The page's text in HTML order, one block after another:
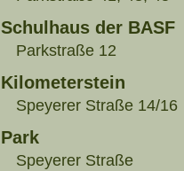
Schulhaus der BASF
Parkstraße 12
Kilometerstein
Speyerer Straße 14/16
Park
Speyerer Straße